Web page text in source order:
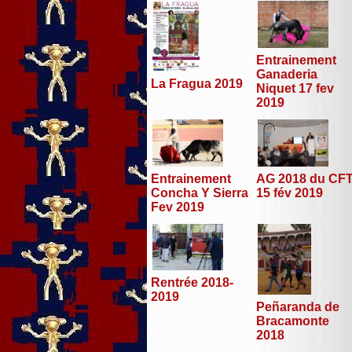
La Fragua 2019
Entrainement
Ganaderia
Niquet 17 fev
2019
Entrainement
Concha Y Sierra
Fev 2019
AG 2018 du
15 fév 2019
Rentrée 2018-
2019
Peñaranda de
Bracamonte
2018